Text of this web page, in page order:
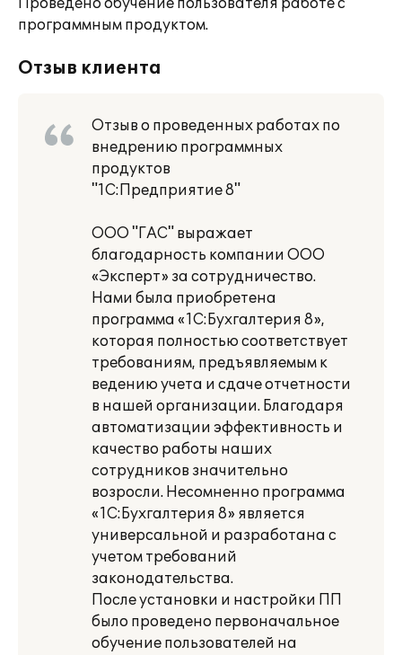
Проведено обучение пользователя работе с
программным продуктом.
Отзыв клиента
Отзыв о проведенных работах по
внедрению программных
продуктов
"1С:Предприятие 8"
ООО "ГАС" выражает
благодарность компании ООО
«Эксперт» за сотрудничество.
Нами была приобретена
программа «1С:Бухгалтерия 8»,
которая полностью соответствует
требованиям, предъявляемым к
ведению учета и сдаче отчетности
в нашей организации. Благодаря
автоматизации эффективность и
качество работы наших
сотрудников значительно
возросли. Несомненно программа
«1С:Бухгалтерия 8» является
универсальной и разработана с
учетом требований
законодательства.
После установки и настройки ПП
было проведено первоначальное
обучение пользователей на